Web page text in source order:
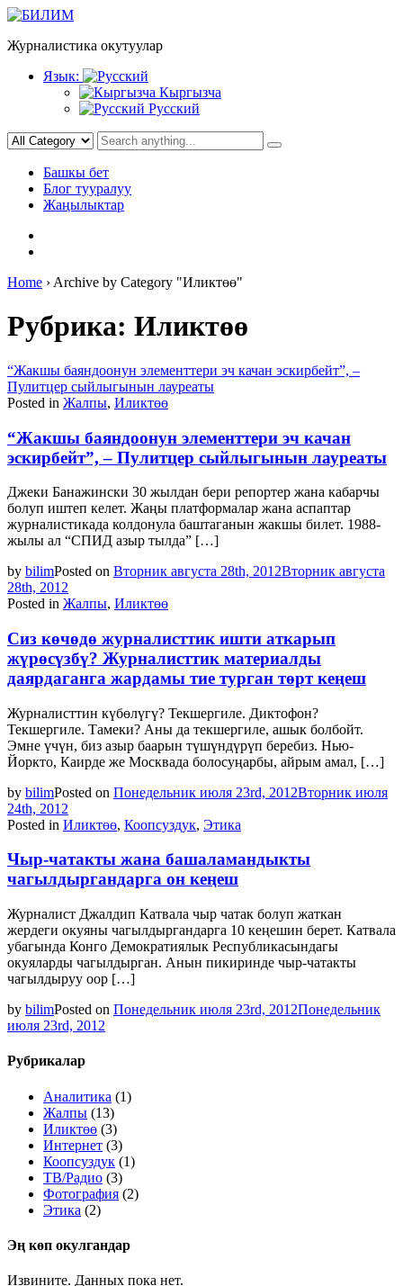
Skip
content
Журналистика окутуулар
Язык:
Кыргызча
Русский
Башкы бет
Блог тууралуу
Жаңылыктар
Home › Archive by Category "Иликтөө"
Рубрика: Иликтөө
“Жакшы баяндоонун элементтери эч качан эскирбейт”, –
Пулитцер сыйлыгынын лауреаты
Posted in Жалпы, Иликтөө
“Жакшы баяндоонун элементтери эч качан
эскирбейт”, – Пулитцер сыйлыгынын лауреаты
Джеки Банажински 30 жылдан бери репортер жана кабарчы
болуп иштеп келет. Жаңы платформалар жана аспаптар
журналистикада колдонула баштаганын жакшы билет. 1988-
жылы ал “СПИД азыр тылда” […]
by bilimPosted on Вторник августа 28th, 2012Вторник августа
28th, 2012
Posted in Жалпы, Иликтөө
Сиз көчөдө журналисттик ишти аткарып
жүрөсүзбү? Журналисттик материалды
даярдаганга жардамы тие турган төрт кеңеш
Журналисттин күбөлүгү? Текшергиле. Диктофон?
Текшергиле. Тамеки? Аны да текшергиле, ашык болбойт.
Эмне үчүн, биз азыр баарын түшүндүрүп беребиз. Нью-
Йоркто, Каирде же Москвада болосуңарбы, айрым амал, […]
by bilimPosted on Понедельник июля 23rd, 2012Вторник июля
24th, 2012
Posted in Иликтөө, Коопсуздук, Этика
Чыр-чатакты жана башаламандыкты
чагылдыргандарга он кеңеш
Журналист Джалдип Катвала чыр чатак болуп жаткан
жердеги окуяны чагылдыргандарга 10 кеңешин берет. Катвала
убагында Конго Демократиялык Республикасындагы
окуяларды чагылдырган. Анын пикиринде чыр-чатакты
чагылдыруу оор […]
by bilimPosted on Понедельник июля 23rd, 2012Понедельник
июля 23rd, 2012
Рубрикалар
Аналитика (1)
Жалпы (13)
Иликтөө (3)
Интернет (3)
Коопсуздук (1)
ТВ/Радио (3)
Фотография (2)
Этика (2)
Эң көп окулгандар
Извините. Данных пока нет.